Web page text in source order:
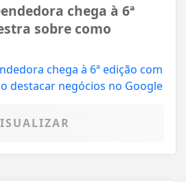
chega à 6ª
sobre como